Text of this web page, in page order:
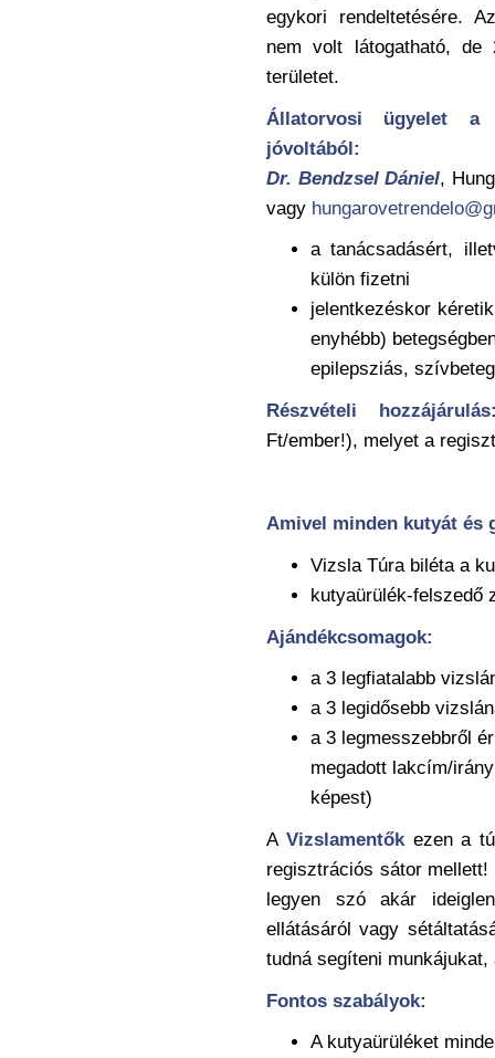
egykori rendeltetésére.
nem volt látogatható, de
területet.
Állatorvosi ügyelet a
jóvoltából:
Dr. Bendzsel Dániel,
vagy
a tanácsadásért,
külön fizetni
jelentkezéskor
enyhébb)
epilepsziás,
Részvételi
Ft/ember!), melyet a
Amivel minden kutyát és
Vizsla Túra biléta a
kutyaürülék-felszedő
Ajándékcsomagok:
a 3 legfiatalabb
a 3 legidősebb
a 3 legmesszebbről
megadott lakcím/
képest)
A Vizslamentőkezen a
regisztrációs sátor
legyen szó akár
ellátásáról vagy
tudná segíteni
Fontos szabályok:
A kutyaürüléket